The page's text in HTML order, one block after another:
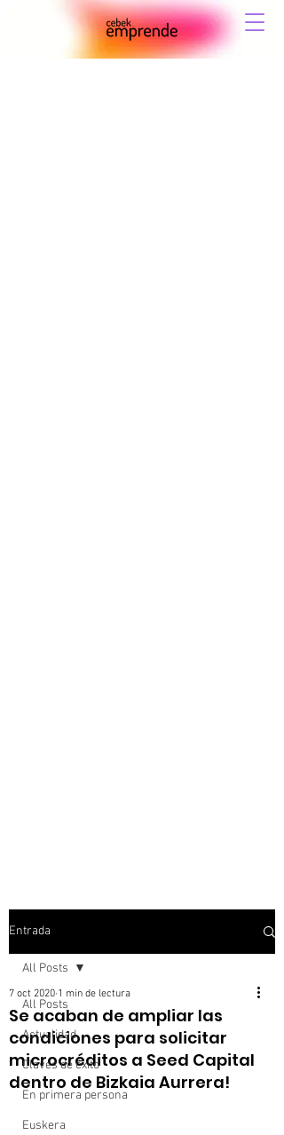
Entrada
All Posts
Actualidad
Claves de éxito
En primera persona
Euskera
All Posts
Se acaban de ampliar las
condiciones para solicitar
microcréditos a Seed Capital
dentro de Bizkaia Aurrera!
7 oct 2020 1 min de lectura